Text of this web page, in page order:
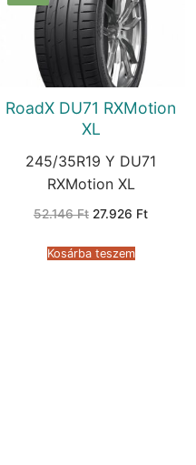
RoadX DU71 RXMotion
XL
245/35R19 Y DU71
RXMotion XL
52.146Ft Original
52.146 Ft.
27.926 FtCurrent
Kosárba teszem